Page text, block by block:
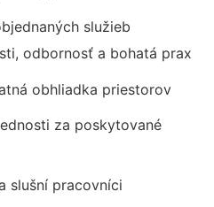
služieb
odbornosť a bohatá prax
obhliadka priestorov
za poskytované
slušní pracovníci